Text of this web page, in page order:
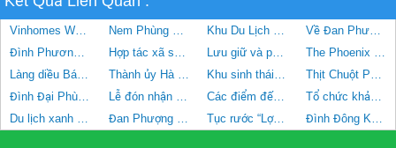
Vinhomes Wonder park Đan Phượng Nem Phùng Đan Phượng ăn có ngon ? Khu Du Lịch Sinh Thái Đan Phượng
Về Đan Phượng săn chuột đồng
Đình Phương Mạc
Hợp tác xã sản xuất và tiêu thụ rau an toàn Phương Đình Lưu giữ và phát huy di sản Chèo tàu ở Đan Phượng
The Phoenix Garden Đan Phượng
Làng diều Bá Dương Nội, xã Hồng Hà, huyện Đan Phượng, Hà Nội
Thành ủy Hà Nội kiểm tra công tác phòng chống dịch Covid-19 tại huyện Đan Phượng Khu sinh thái Đan Phượng (THE PHONEIX GARDEN)
Thịt Chuột Phượng Trì
Đình Đại Phùng xã Đan Phượng
Lễ đón nhận Quyết định công nhận điểm du lịch Hạ Mỗ và điểm du lịch Khu sinh thái Đan Phượng, huyện Đan Phượng Các điểm đến được chuẩn hóa bài thuyết minh tại huyện Đan Phượng
Tổ chức khảo sát xây dựng thí điểm du lịch nông nghiệp, nông thôn tại huyện Đan Phượng
Du lịch xanh huyện Đan Phượng
Đan Phượng phát triển du lịch nông nghiệp, nông thôn Tục rước “Lợn hóa Voi Gà hóa Phượng” làng Thụy Ứng Đình Đông Khê, xã Đan Phượng